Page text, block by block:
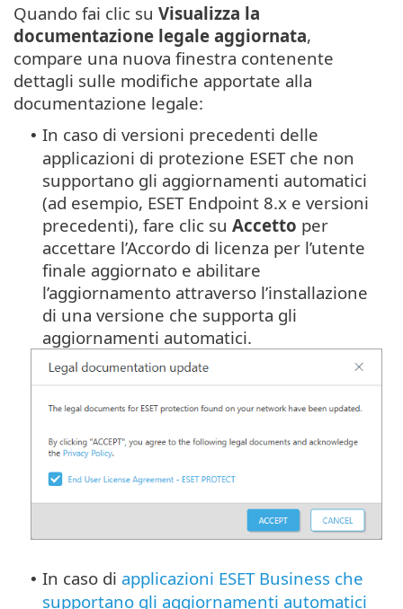
Quando fai clic su Visualizza la
documentazione legale aggiornata,
compare una nuova finestra contenente
dettagli sulle modifiche apportate alla
documentazione legale:
• In caso di versioni precedenti delle
applicazioni di protezione ESET che non
supportano gli aggiornamenti automatici
(ad esempio, ESET Endpoint 8.x e versioni
precedenti), fare clic su Accetto per
accettare l’Accordo di licenza per l’utente
finale aggiornato e abilitare
l’aggiornamento attraverso l’installazione
di una versione che supporta gli
aggiornamenti automatici.
• In caso di applicazioni ESET Business che
supportano gli aggiornamenti automatici